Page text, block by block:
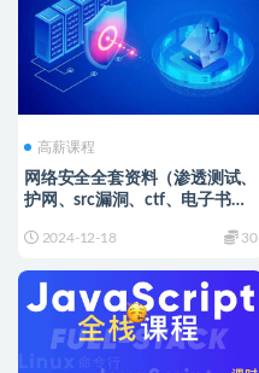
高薪课程
网络安全全套资料（渗透测试、
护网、src漏洞、ctf、电子书面
2024-12-18 30